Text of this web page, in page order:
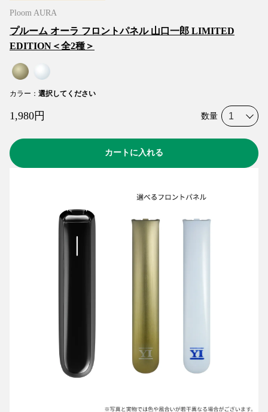
Ploom AURA
プルーム オーラ フロントパネル 山口一郎 LIMITED
EDITION＜全2種＞
カラー ： 選択してください
1,980円 数量
カートに入れる